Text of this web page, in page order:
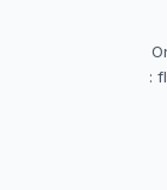
: